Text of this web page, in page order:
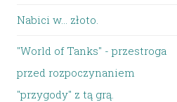
Nabici w... złoto.
"World of Tanks" - przestroga
przed rozpoczynaniem
"przygody" z tą grą.